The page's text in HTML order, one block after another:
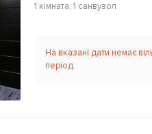
1 кімната, 1 санвузол
На вказані дати немає
період